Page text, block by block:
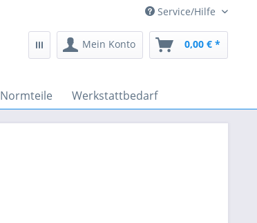
Service/Hilfe
Mein Konto 0,00 € *
Normteile Werkstattbedarf